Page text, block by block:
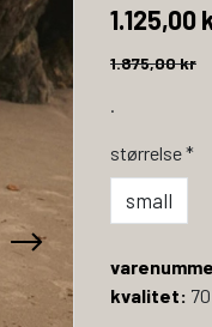
1.125,00
1.875,00 kr
størrelse*
small
kvalitet: